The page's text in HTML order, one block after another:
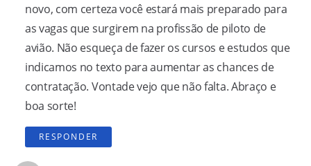
novo, com certeza você estará mais preparado para
as vagas que surgirem na profissão de piloto de
avião. Não esqueça de fazer os cursos e estudos que
indicamos no texto para aumentar as chances de
contratação. Vontade vejo que não falta. Abraço e
boa sorte!
RESPONDER